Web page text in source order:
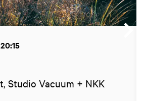
Studio Vacuum + NKK
20:15